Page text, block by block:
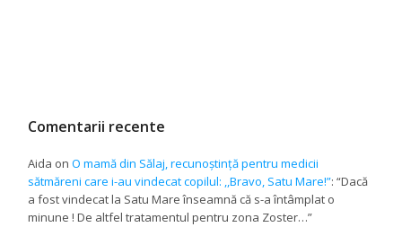
Comentarii recente
Aida onO mamă din Sălaj, recunoștință pentru medicii
sătmăreni care i-au vindecat copilul: ,,Bravo, Satu Mare!”: “Dacă
a fost vindecat la Satu Mare înseamnă că s-a întâmplat o
minune ! De altfel tratamentul pentru zona Zoster…”